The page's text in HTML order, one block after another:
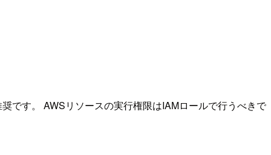
です。 AWSリソースの実行権限はIAMロールで行うべきで